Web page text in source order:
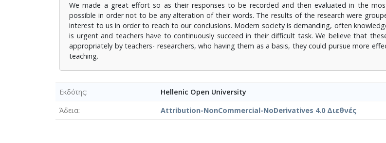
We made a great effort so as their responses to be recorded and then evaluated in the
possible in order not to be any alteration of their words. The results of the research were
interest to us in order to reach to our conclusions. Modern society is demanding, often
is urgent and teachers have to continuously succeed in their difficult task. We believe that
appropriately by teachers- researchers, who having them as a basis, they could pursue more
teaching.
Εκδότης
Hellenic Open University
Άδεια
Attribution-NonCommercial-NoDerivatives 4.0 Διεθνές